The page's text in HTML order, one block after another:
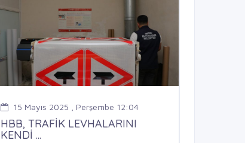
15 Mayıs 2025 , Perşembe 12:04
HBB, TRAFİK LEVHALARINI
KENDİ ...